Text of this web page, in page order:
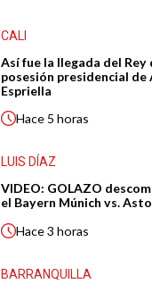
CALI
Así fue la llegada del Rey
posesión presidencial de
Espriella
Hace 5 horas
LUIS DÍAZ
VIDEO: GOLAZO
el Bayern Múnich vs.
Hace3 horas
BARRANQUILLA